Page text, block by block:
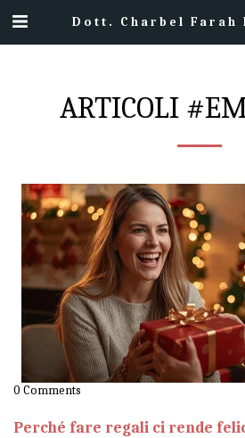
Dott. Charbel Farah
ARTICOLI
0 Comments
Perché fare regali ci rende